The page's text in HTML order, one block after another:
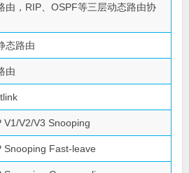
由，RIP、OSPF等三层动态路由协
态路由
由
V1/V2/V3 Snooping
Snooping Fast-leave